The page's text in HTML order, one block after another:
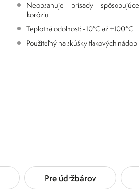
Neobsahuje prísady spôsobujúce
koróziu
Teplotná odolnosť: -10°C až +100°C
Použiteľný na skúšky tlakových nádob
Pre údržbárov